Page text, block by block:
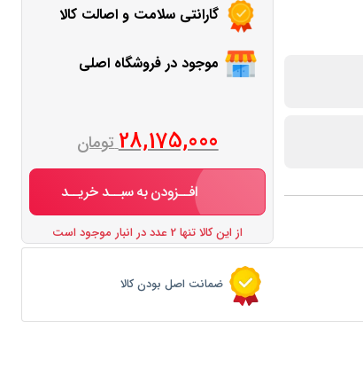
گارانتی سلامت و اصالت کالا
موجود در فروشگاه اصلی
28,175,000تومان
افــزودن به سبــد خریــد
از این کالا تنها 2 عدد در انبار موجود است
ضمانت اصل بودن کالا